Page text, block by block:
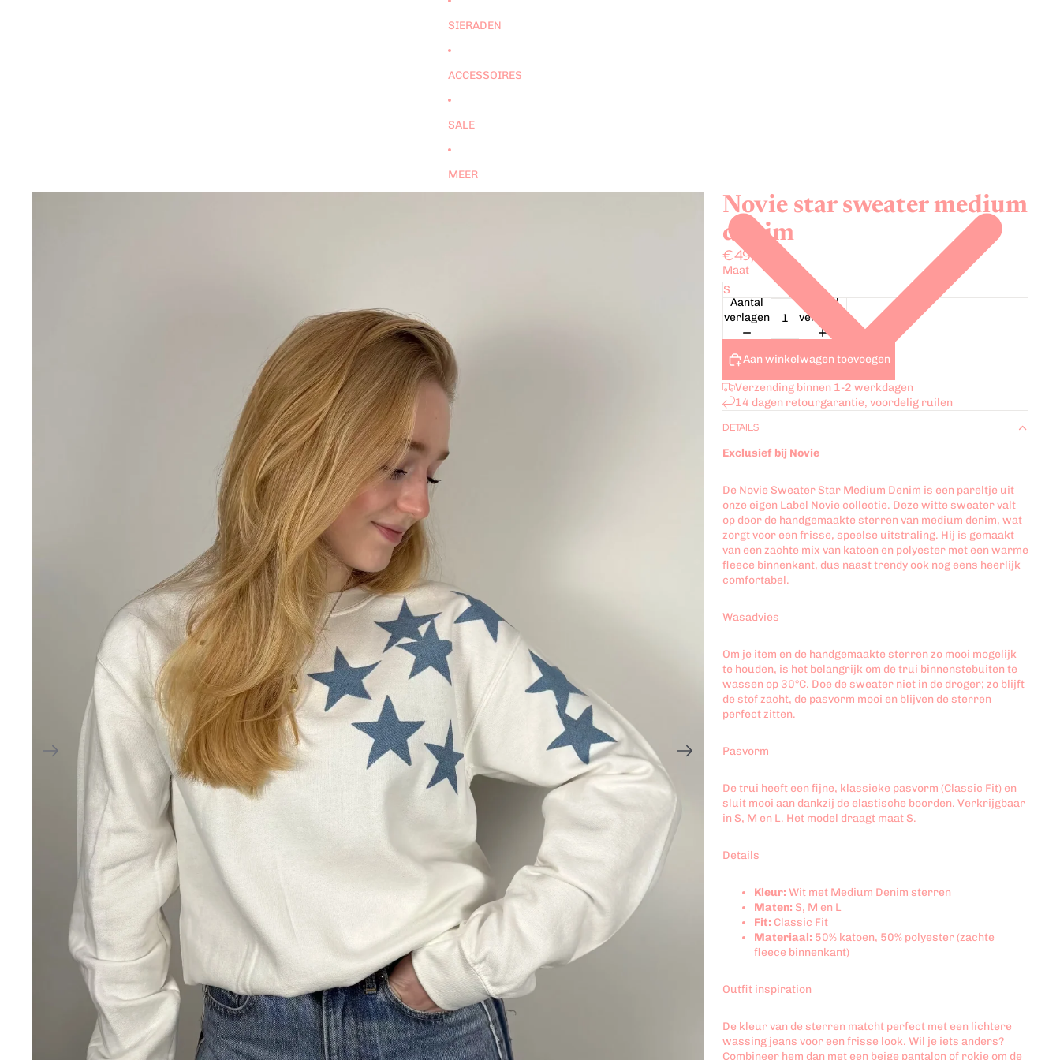
SIERADEN
ACCESSOIRES
SALE
MEER
Novie star sweater medium
denim
€49,99
Maat
Aantal
verlagen
Aantal
verhogen
Aan winkelwagen toevoegen
Verzending binnen 1-2 werkdagen
14 dagen retourgarantie, voordelig ruilen
DETAILS
Exclusief bij Novie
De Novie Sweater Star Medium Denim is een pareltje uit
onze eigen Label Novie collectie. Deze witte sweater valt
op door de handgemaakte sterren van medium denim, wat
zorgt voor een frisse, speelse uitstraling. Hij is gemaakt
van een zachte mix van katoen en polyester met een warme
fleece binnenkant, dus naast trendy ook nog eens heerlijk
comfortabel.
Wasadvies
Om je item en de handgemaakte sterren zo mooi mogelijk
te houden, is het belangrijk om de trui binnenstebuiten te
wassen op 30°C. Doe de sweater niet in de droger; zo blijft
de stof zacht, de pasvorm mooi en blijven de sterren
perfect zitten.
Pasvorm
De trui heeft een fijne, klassieke pasvorm (Classic Fit) en
sluit mooi aan dankzij de elastische boorden. Verkrijgbaar
in S, M en L. Het model draagt maat S.
Details
Kleur: Wit met Medium Denim sterren
Maten: S, M en L
Fit: Classic Fit
Materiaal: 50% katoen, 50% polyester (zachte
fleece binnenkant)
Outfit inspiration
De kleur van de sterren matcht perfect met een lichtere
wassing jeans voor een frisse look. Wil je iets anders?
Combineer hem dan met een beige pantalon of rokje om de